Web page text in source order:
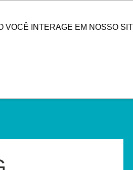
VOCÊ INTERAGE EM NOSSO